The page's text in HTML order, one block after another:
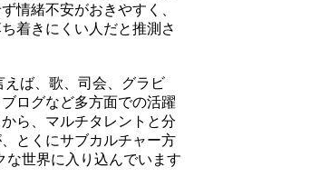
情緒不安がおきやすく、
着きにくい人だと推測さ
ば、歌、司会、グラビ
ログなど多方面での活躍
ら、マルチタレントと分
とくにサブカルチャー方
な世界に入り込んでいます